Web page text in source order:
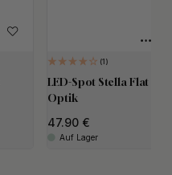
1
LED-Spot Stella Flat -
Optik
47.90
Auf Lager